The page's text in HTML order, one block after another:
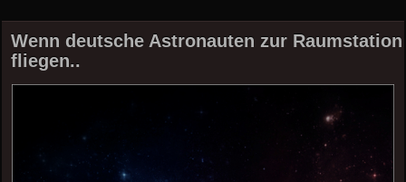
Wenn deutsche Astronauten zur Raumstation
fliegen..